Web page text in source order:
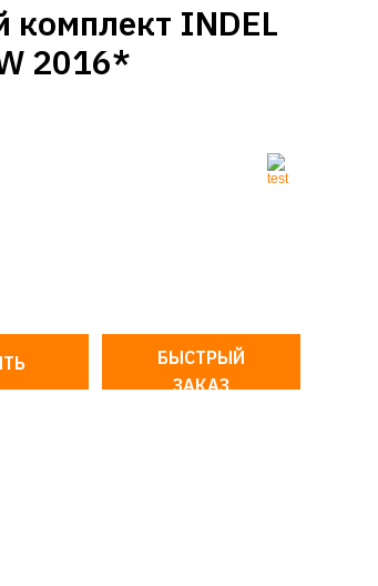
комплект INDEL
2016*
БЫСТРЫЙ
ЗАКАЗ